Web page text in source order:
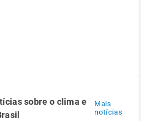
sobre o clima e
Mais
notícias